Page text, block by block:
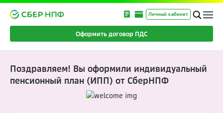
Личный кабинет
Оформить договор ПДС
Поздравляем! Вы оформили индивидуальный
пенсионный план (ИПП) от СберНПФ